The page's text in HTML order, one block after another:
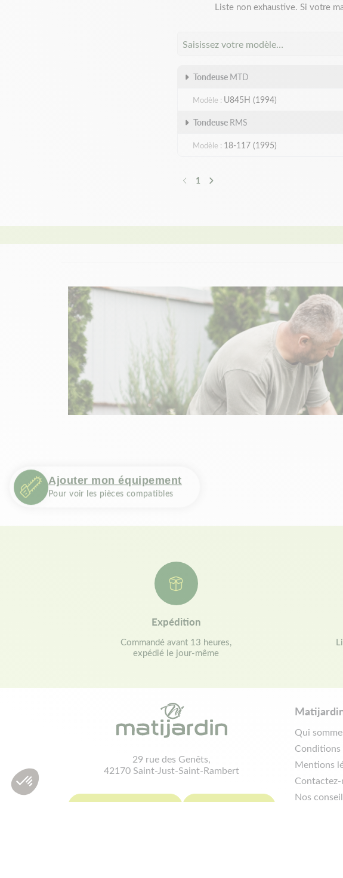
Ajouter mon équipement
Pour voir les pièces compatibles
Liste non exhaustive. Si votre
Saisissez votre modèle…
Tondeuse MTD
Modèle
U845H (1994)
Tondeuse RMS
Modèle 18-117 (1995)
Précédent
1 Suivant
Expédition
Commandé avant 13 heures,
expédié le jour-même
29 rue des Genêts,
42170 Saint-Just-Saint-Rambert
Qui
Conditions
Mentions
Contactez-
Nos